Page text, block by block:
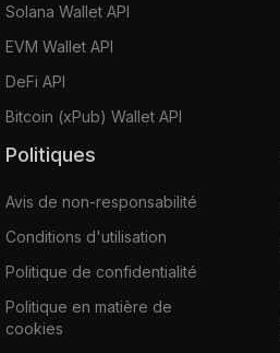
Solana Wallet API
EVM Wallet API
DeFi API
Bitcoin (xPub) Wallet API
Politiques
Avis de non-responsabilité
Conditions d'utilisation
Politique de confidentialité
Politique en matière de
cookies